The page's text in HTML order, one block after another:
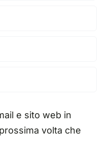
e sito web in
volta che